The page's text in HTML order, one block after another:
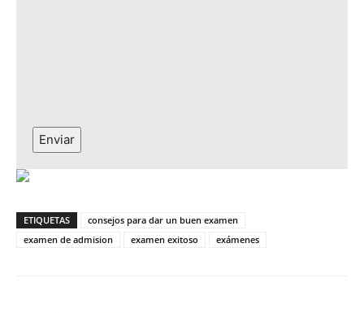
Enviar
ETIQUETAS
consejos para dar un buen examen
examen de admision
examen exitoso exámenes